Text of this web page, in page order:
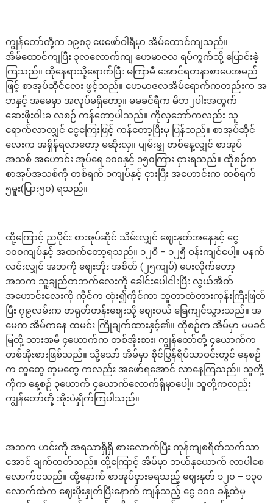
ကျွန်တော်တို့က ၁၉၈၃ ဖေဖော်ဝါရီမှာ အိမ်ထောင်ကျသည်။
အိမ်ထောင်ကျပြီး ၃လလောက်ကျ ဟေမာဇလ ရပ်ကွက်သို့ ပြောင်းခဲ့
ကြသည်။ ထိုနေရာသို့ရောက်ပြီး မကြာမီ အောင်ရတနာစာပေအမည်
ဖြင့် စာအုပ်ဆိုင်လေး ဖွင့်သည်။ ဟေမာဇလအိမ်ရောက်ကတည်းက အ
ဘနှင့် အမေမှာ အလုပ်မရှိတော့။ မမခင်ရီက မိဘ၂ပါးအတွက်
ဆေးဖိုးဝါးခ လစဉ် ကန်တော့ပါသည်။ ကိုလှဘော်ကလည်း သူ
ရောက်လာလျှင် ငွေကြေးဖြင့် ကန်တော့ပြီးမှ ပြန်သည်။ စာအုပ်ဆိုင်
လေးက အရှိန်ရလာတော့ မဆိုးလှ။ ပျမ်းမျှ တစ်နေ့လျှင် စာအုပ်
အသစ် အဟောင်း အုပ်ရေ ၁၀၀နှင့် ၁၅၀ကြား ငှားရသည်။ ထိုစဉ်က
စာအုပ်အသစ်ကို တစ်ရက် ၁ကျပ်နှင့် ငှားပြီး အဟောင်းက တစ်ရက်
၅မူး(ပြား၅၀) ရသည်။
ထို့ကြောင့် ညပိုင်း စာအုပ်ဆိုင် သိမ်းလျှင် ဈေးနုတ်အနေနှင့် ငွေ
၁၀၀ကျပ်နှင့် အထက်တော့ရသည်။ ၁၂ဝိ – ၁၂၅ိ ဝန်းကျင်ပေါ့။ မနက်
လင်းလျှင် အဘကို ဈေးဘိုး အစိတ် (၂၅ကျပ်) ပေးလိုက်တော့
အဘက သူ့ချည်တဘက်လေးကို ခေါင်းပေါငါးပြီး လွယ်အိတ်
အဟောင်းလေးကို ကိုင်က ထုံး၍ကိုင်ကာ ဘူတာတံတားကုန်းကြီးဖြတ်
ပြီး ၇၉လမ်းက တရုတ်တန်းဈေးသို့ ဈေးဝယ် ခြေကျင်သွားသည်။ အ
မေက အိမ်ကနေ ထမင်း ကြိုချက်ထားနှင့်၏။ ထိုစဉ်က အိမ်မှာ မမခင်
မြတို့ သားအမိ ၄ယောက်က တစ်အိုးစား၊ ကျွန်တော်တို့ ၄ယောက်က
တစ်အိုးစားဖြစ်သည်။ သို့သော် အိမ်မှာ စိုင်ပြွန်ရိပ်သာဝင်းတွင် နေစဉ်
က တူတွေ တူမတွေ ကလည်း အဖော်ရအောင် လာနေကြသည်။ သူတို့
ကိုက နေ့စဉ် ၃ယောက် ၄ယောက်လောက်ရှိမှာပေါ့။ သူတို့ကလည်း
ကျွန်တော်တို့ အိုးပဲနှိုက်ကြပါသည်။
အဘက ဟင်းကို အရသာရှိရှိ စားလောက်ပြီး ကုန်ကျစရိတ်သက်သာ
အောင် ချက်တတ်သည်။ ထို့ကြောင့် အိမ်မှာ ဘယ်နှယောက် လာပါစေ
လောက်ငသည်။ ထို့နောက် စာအုပ်ငှားခရသည့် ဈေးနုတ် ၁၂၀ – ၁၃၀
လောက်ထဲက ဈေးဖိုးနှုတ်ပြီးနောက် ကျန်သည့် ငွေ ၁၀၀ ခန့်ထဲမှ